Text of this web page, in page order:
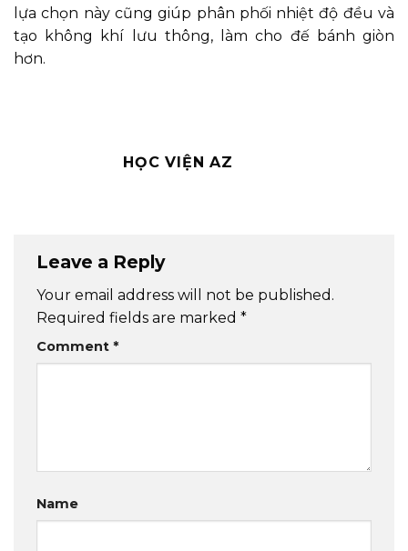
lựa chọn này cũng giúp phân phối nhiệt độ đều và
tạo không khí lưu thông, làm cho đế bánh giòn
hơn.
HỌC VIỆN AZ
Leave a Reply
Your email address will not be published.
Required fields are marked *
Comment *
Name